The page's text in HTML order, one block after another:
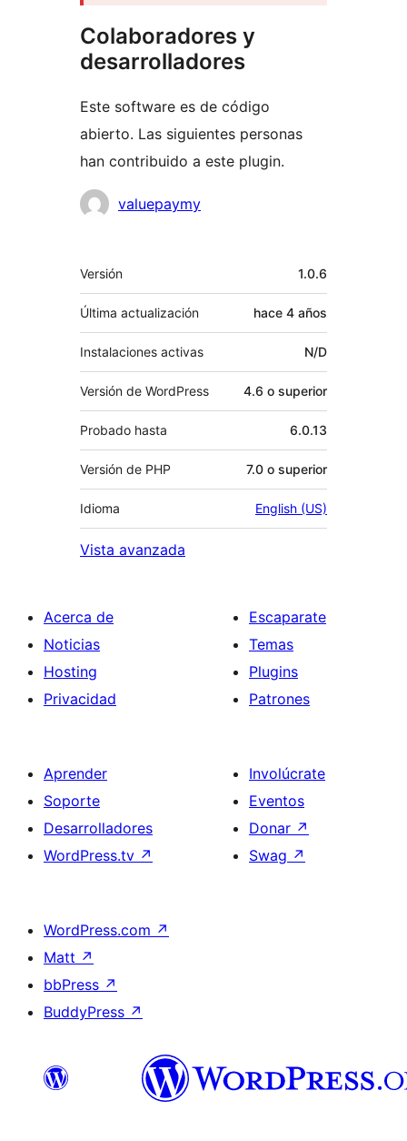
Colaboradores y
desarrolladores
Este software es de código
abierto. Las siguientes personas
han contribuido a este plugin.
Colaboradores
valuepaymy
Meta
Versión 1.0.6
Última actualización hace 4 años
Instalaciones activas N/D
Versión de WordPress 4.6 o superior
Probado hasta 6.0.13
Versión de PHP 7.0 o superior
Idioma English (US)
Vista avanzada
Acerca de
Noticias
Hosting
Privacidad
Escaparate
Temas
Plugins
Patrones
Aprender
Soporte
Desarrolladores
WordPress.tv ↗
Involúcrate
Eventos
Donar ↗
Swag ↗
WordPress.com ↗
Matt ↗
bbPress ↗
BuddyPress ↗